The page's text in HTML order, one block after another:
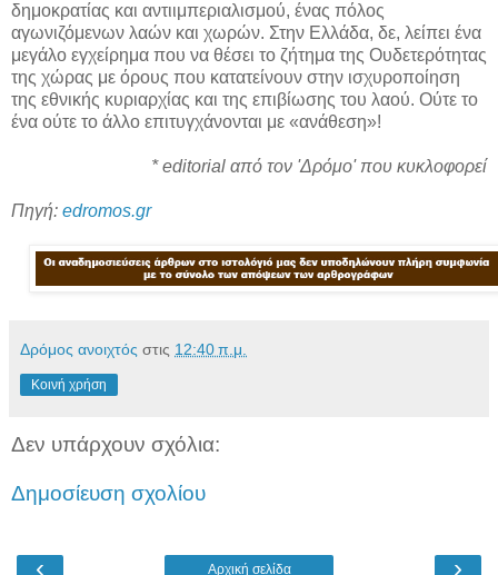
δημοκρατίας και αντιιμπεριαλισμού, ένας πόλος
αγωνιζόμενων λαών και χωρών. Στην Ελλάδα, δε, λείπει ένα
μεγάλο εγχείρημα που να θέσει το ζήτημα της Ουδετερότητας
της χώρας με όρους που κατατείνουν στην ισχυροποίηση
της εθνικής κυριαρχίας και της επιβίωσης του λαού. Ούτε το
ένα ούτε το άλλο επιτυγχάνονται με «ανάθεση»!
* editorial από τον 'Δρόμο' που κυκλοφορεί
Πηγή: edromos.gr
Δρόμος ανοιχτός στις 12:40 π.μ.
Κοινή χρήση
Δεν υπάρχουν σχόλια:
Δημοσίευση σχολίου
‹ ›
Αρχική σελίδα